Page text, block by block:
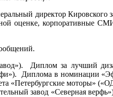
директор Кировского
оценке, корпоративные
Диплом за лучший
Диплома в номинации
«Петербургские
завод «Северная